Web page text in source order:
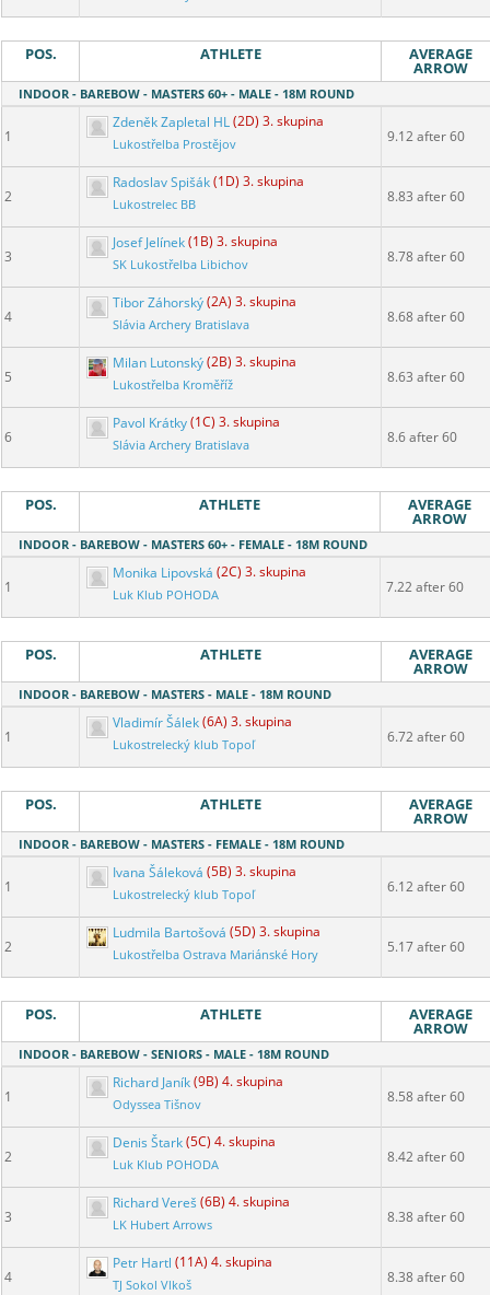
POS. ATHLETE AVERAGE
ARROW
INDOOR - BAREBOW - MASTERS 60+ - MALE - 18M ROUND
1
Zdeněk Zapletal HL(2D) 3. skupina
Lukostřelba Prostějov 9.12 after 60
2
Radoslav Spišák(1D) 3. skupina
Lukostrelec BB 8.83 after 60
3
Josef Jelínek(1B) 3. skupina
SK Lukostřelba Libichov 8.78 after 60
4
Tibor Záhorský(2A) 3. skupina
Slávia Archery Bratislava 8.68 after 60
5
Milan Lutonský(2B) 3. skupina
Lukostřelba Kroměříž 8.63 after 60
6
Pavol Krátky(1C) 3. skupina
Slávia Archery Bratislava 8.6 after 60
POS. ATHLETE AVERAGE
ARROW
INDOOR - BAREBOW - MASTERS 60+ - FEMALE - 18M ROUND
1
Monika Lipovská (2C) 3. skupina
Luk Klub POHODA 7.22 after 60
POS. ATHLETE AVERAGE
ARROW
INDOOR - BAREBOW - MASTERS - MALE - 18M ROUND
1
Vladimír Šálek(6A) 3. skupina
Lukostrelecký klub Topoľ 6.72 after 60
POS. ATHLETE AVERAGE
ARROW
INDOOR - BAREBOW - MASTERS - FEMALE - 18M ROUND
1
Ivana Šáleková (5B) 3. skupina
Lukostrelecký klub Topoľ 6.12 after 60
2
Ludmila Bartošová (5D) 3. skupina
Lukostřelba Ostrava Mariánské Hory 5.17 after 60
POS. ATHLETE AVERAGE
ARROW
INDOOR - BAREBOW - SENIORS - MALE - 18M ROUND
1
Richard Janík(9B) 4. skupina
Odyssea Tišnov 8.58 after 60
2
Denis Štark(5C) 4. skupina
Luk Klub POHODA 8.42 after 60
3
Richard Vereš (6B) 4. skupina
LK Hubert Arrows 8.38 after 60
4
Petr Hartl (11A) 4. skupina
TJ Sokol Vlkoš 8.38 after 60